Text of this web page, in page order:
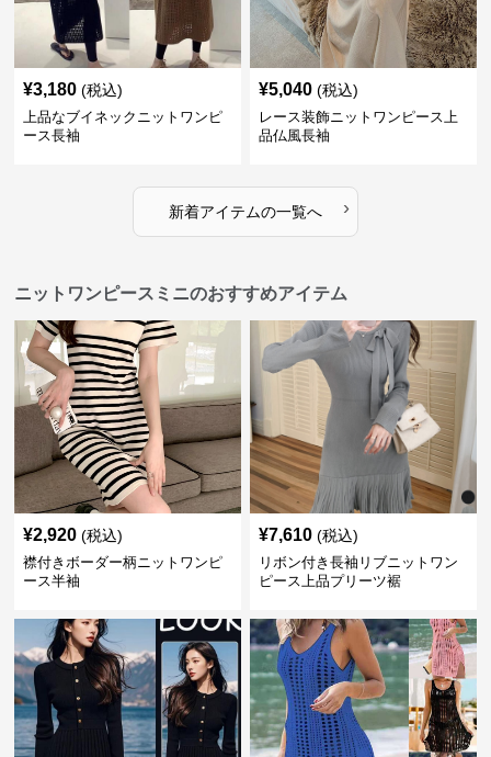
¥3,180 (税込)
上品なブイネックニットワンピ
ース長袖
¥5,040 (税込)
レース装飾ニットワンピース上
品仏風長袖
新着アイテムの一覧へ ›
ニットワンピースミニのおすすめアイテム
¥2,920 (税込)
襟付きボーダー柄ニットワンピ
ース半袖
¥7,610 (税込)
リボン付き長袖リブニットワン
ピース上品プリーツ裾